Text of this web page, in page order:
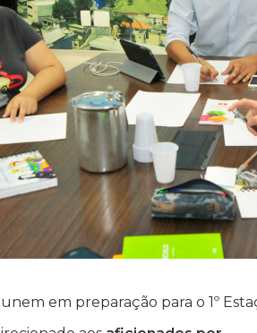
em preparação para o 1º